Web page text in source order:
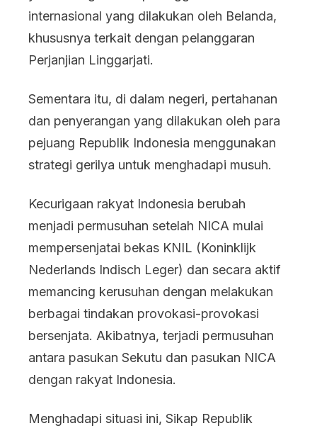
internasional yang dilakukan oleh Belanda,
khususnya terkait dengan pelanggaran
Perjanjian Linggarjati.
Sementara itu, di dalam negeri, pertahanan
dan penyerangan yang dilakukan oleh para
pejuang Republik Indonesia menggunakan
strategi gerilya untuk menghadapi musuh.
Kecurigaan rakyat Indonesia berubah
menjadi permusuhan setelah NICA mulai
mempersenjatai bekas KNIL (Koninklijk
Nederlands Indisch Leger) dan secara aktif
memancing kerusuhan dengan melakukan
berbagai tindakan provokasi-provokasi
bersenjata. Akibatnya, terjadi permusuhan
antara pasukan Sekutu dan pasukan NICA
dengan rakyat Indonesia.
Menghadapi situasi ini, Sikap Republik